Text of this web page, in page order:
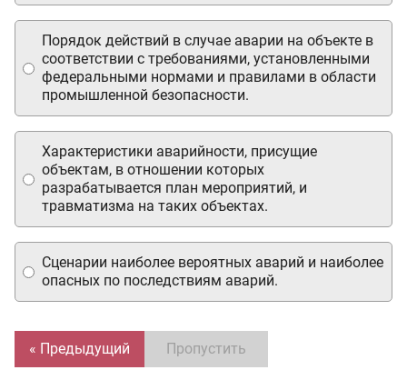
Порядок действий в случае аварии на объекте в
соответствии с требованиями, установленными
федеральными нормами и правилами в области
промышленной безопасности.
Сценарии наиболее вероятных аварий и наиболее
опасных по последствиям аварий.
Характеристики аварийности, присущие
объектам, в отношении которых
разрабатывается план мероприятий, и
травматизма на таких объектах.
« Предыдущий Пропустить